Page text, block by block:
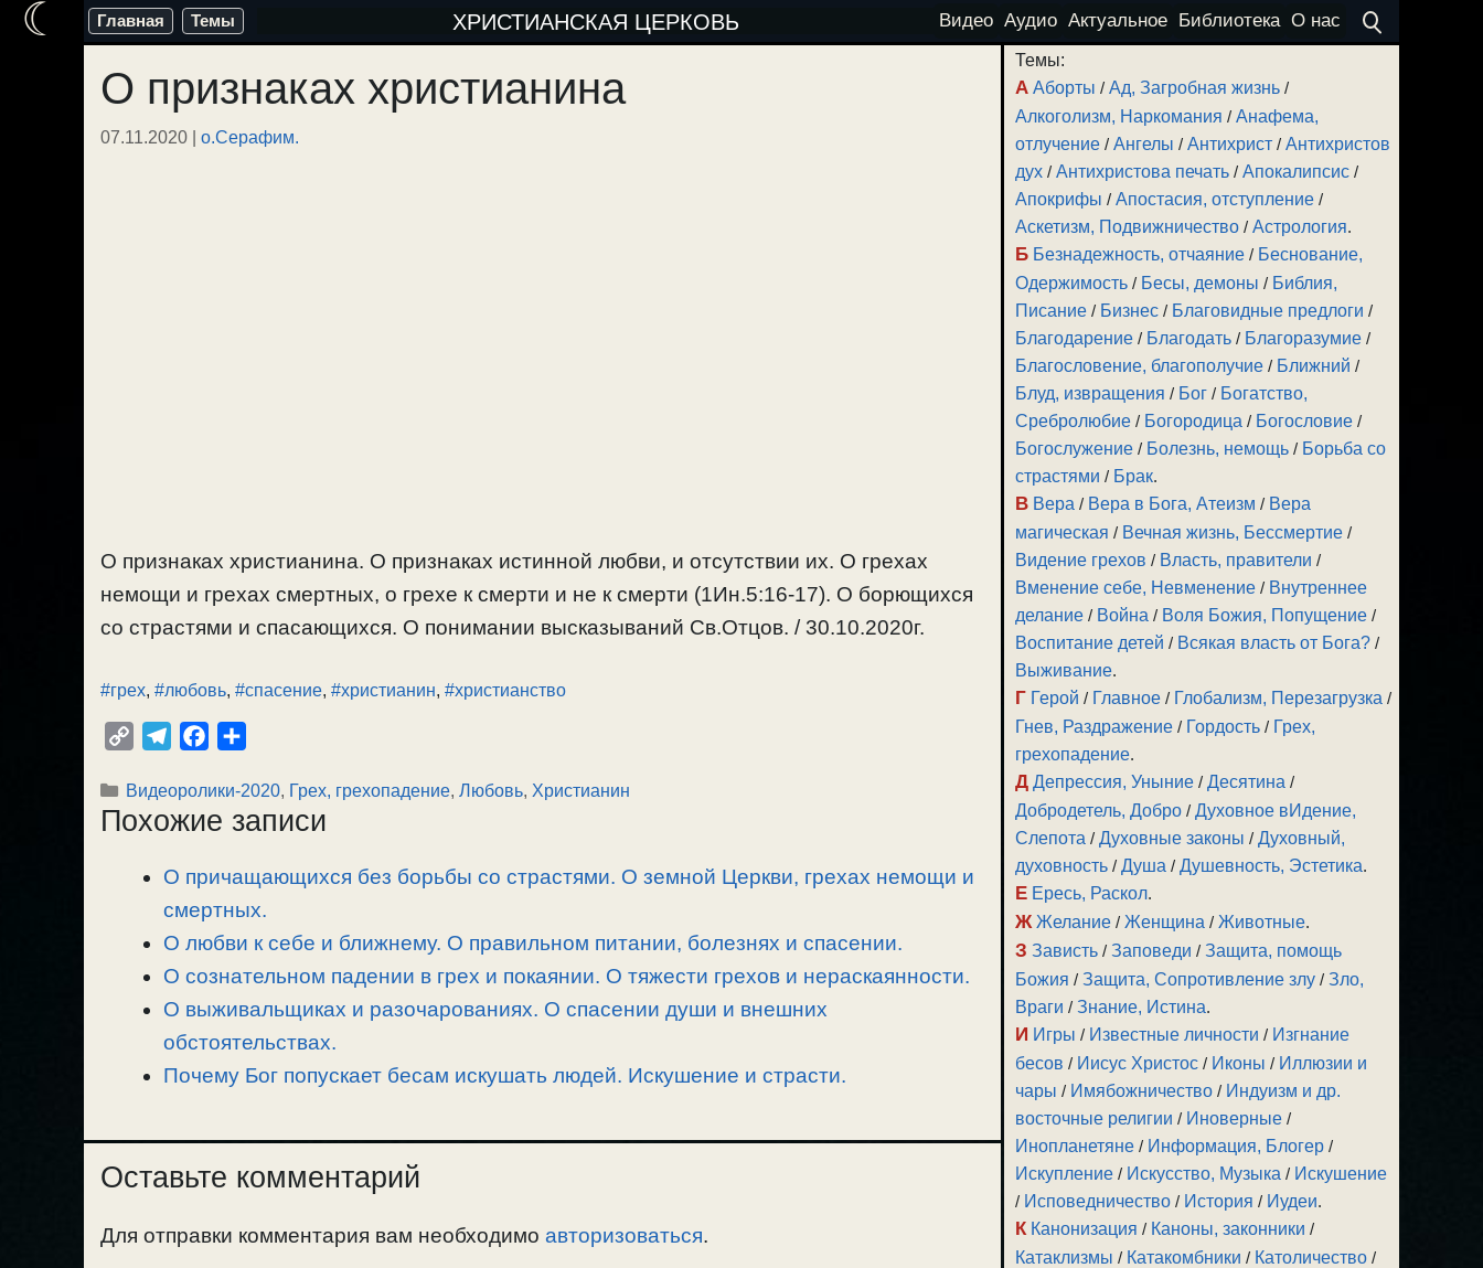
Перейти
содержимому
Главная Темы ХРИСТИАНСКАЯ ЦЕРКОВЬ Видео Аудио Актуальное Библиотека О нас
О признаках христианина
07.11.2020 | о.Серафим.
О признаках христианина. О признаках истинной любви, и отсутствии их. О грехах
немощи и грехах смертных, о грехе к смерти и не к смерти (1Ин.5:16-17). О борющихся
со страстями и спасающихся. О понимании высказываний Св.Отцов. / 30.10.2020г.
#грех, #любовь, #спасение, #христианин, #христианство
p
y
l
e
r
a
m
c
e
o
o
k
п
р
в
и
т
Рубрики
Видеоролики-2020, Грех, грехопадение, Любовь, Христианин
Похожие записи
О причащающихся без борьбы со страстями. О земной Церкви, грехах немощи и
смертных.
О любви к себе и ближнему. О правильном питании, болезнях и спасении.
О сознательном падении в грех и покаянии. О тяжести грехов и нераскаянности.
О выживальщиках и разочарованиях. О спасении души и внешних
обстоятельствах.
Почему Бог попускает бесам искушать людей. Искушение и страсти.
Оставьте комментарий
Для отправки комментария вам необходимо авторизоваться.
Темы:
А Аборты /Ад, Загробная жизнь /
Алкоголизм, Наркомания /Анафема,
отлучение /Ангелы /Антихрист /Антихристов
дух /Антихристова печать /Апокалипсис /
Апокрифы /Апостасия, отступление /
Аскетизм, Подвижничество /Астрология.
Б Безнадежность, отчаяние / Беснование,
Одержимость / Бесы, демоны / Библия,
Писание / Бизнес / Благовидные предлоги /
Благодарение / Благодать / Благоразумие /
Благословение, благополучие / Ближний /
Блуд, извращения / Бог / Богатство,
Сребролюбие / Богородица / Богословие /
Богослужение / Болезнь, немощь / Борьба со
страстями / Брак.
В Вера / Вера в Бога, Атеизм / Вера
магическая / Вечная жизнь, Бессмертие /
Видение грехов / Власть, правители /
Вменение себе, Невменение / Внутреннее
делание / Война / Воля Божия, Попущение /
Воспитание детей / Всякая власть от Бога? /
Выживание.
Г Герой / Главное / Глобализм, Перезагрузка /
Гнев, Раздражение / Гордость / Грех,
грехопадение.
Д Депрессия, Уныние /Десятина /
Добродетель, Добро /Духовное вИдение,
Слепота /Духовные законы /Духовный,
духовность /Душа /Душевность, Эстетика.
Е Ересь, Раскол.
Ж Желание /Женщина /Животные.
З Зависть /Заповеди /Защита, помощь
Божия /Защита, Сопротивление злу /Зло,
Враги /Знание, Истина.
И Игры / Известные личности / Изгнание
бесов / Иисус Христос / Иконы / Иллюзии и
чары / Имябожничество / Индуизм и др.
восточные религии / Иноверные /
Инопланетяне / Информация, Блогер /
Искупление / Искусство, Музыка / Искушение
/ Исповедничество / История / Иудеи.
К Канонизация / Каноны, законники /
Катаклизмы / Катакомбники / Католичество /
☾